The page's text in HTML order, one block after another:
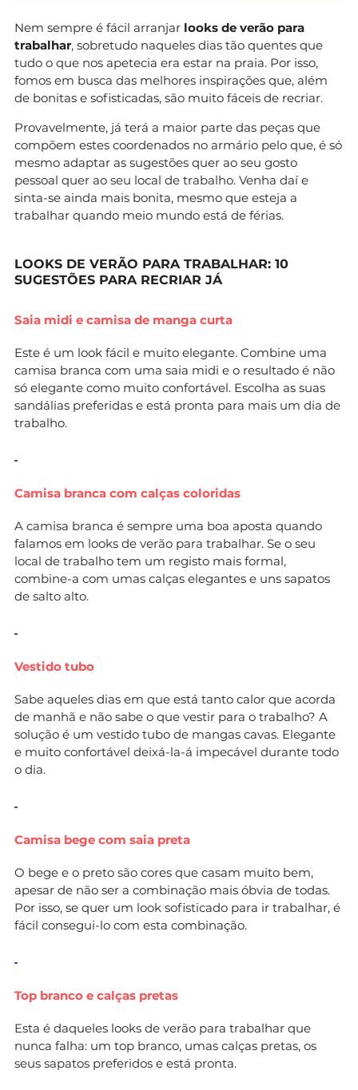
Nem sempre é fácil arranjar looks de verão para
trabalhar, sobretudo naqueles dias tão quentes que
tudo o que nos apetecia era estar na praia. Por isso,
fomos em busca das melhores inspirações que, além
de bonitas e sofisticadas, são muito fáceis de recriar.
Provavelmente, já terá a maior parte das peças que
compõem estes coordenados no armário pelo que, é só
mesmo adaptar as sugestões quer ao seu gosto
pessoal quer ao seu local de trabalho. Venha daí e
sinta-se ainda mais bonita, mesmo que esteja a
trabalhar quando meio mundo está de férias.
LOOKS DE VERÃO PARA TRABALHAR: 10
SUGESTÕES PARA RECRIAR JÁ
Saia midi e camisa de manga curta
Este é um look fácil e muito elegante. Combine uma
camisa branca com uma saia midi e o resultado é não
só elegante como muito confortável. Escolha as suas
sandálias preferidas e está pronta para mais um dia de
trabalho.
Camisa branca com calças coloridas
A camisa branca é sempre uma boa aposta quando
falamos em looks de verão para trabalhar. Se o seu
local de trabalho tem um registo mais formal,
combine-a com umas calças elegantes e uns sapatos
de salto alto.
Vestido tubo
Sabe aqueles dias em que está tanto calor que acorda
de manhã e não sabe o que vestir para o trabalho? A
solução é um vestido tubo de mangas cavas. Elegante
e muito confortável deixá-la-á impecável durante todo
o dia.
Camisa bege com saia preta
O bege e o preto são cores que casam muito bem,
apesar de não ser a combinação mais óbvia de todas.
Por isso, se quer um look sofisticado para ir trabalhar, é
fácil consegui-lo com esta combinação.
Top branco e calças pretas
Esta é daqueles looks de verão para trabalhar que
nunca falha: um top branco, umas calças pretas, os
seus sapatos preferidos e está pronta.